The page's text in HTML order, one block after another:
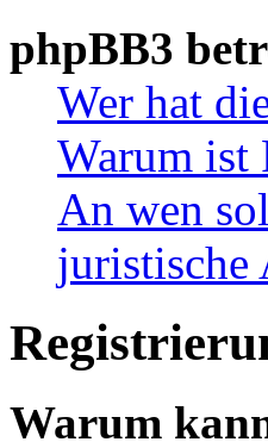
phpBB3
Wer hat
Warum ist
An wen
juristische
Warum